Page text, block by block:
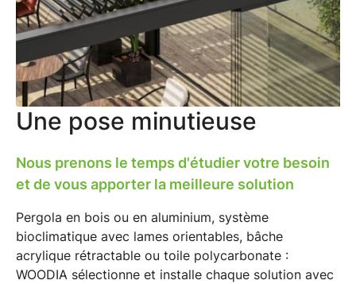
Une pose minutieuse
Nous prenons le temps d'étudier votre besoin
et de vous apporter la meilleure solution
Pergola en bois ou en aluminium, système
bioclimatique avec lames orientables, bâche
acrylique rétractable ou toile polycarbonate :
WOODIA sélectionne et installe chaque solution avec